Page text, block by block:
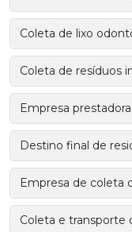
Coleta de lixo
Coleta de resíduos
Empresa
Destino final de
Empresa de coleta
Coleta e transporte